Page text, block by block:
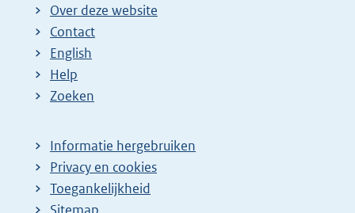
Over deze website
Contact
English
Help
Zoeken
Informatie hergebruiken
Privacy en cookies
Toegankelijkheid
Sitemap